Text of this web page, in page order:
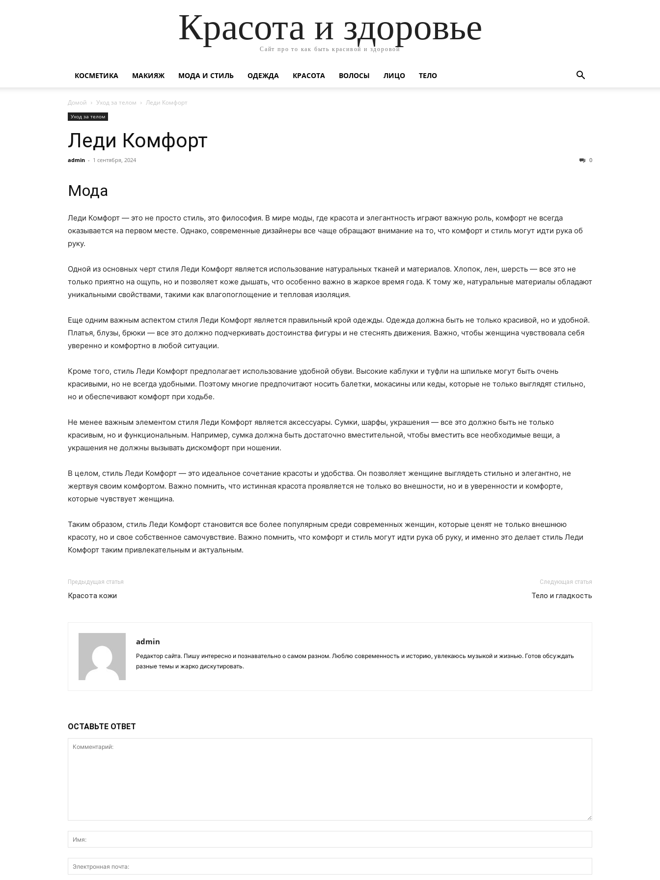
Красота и здоровье
Сайт про то как быть красивой и здоровой
КОСМЕТИКА МАКИЯЖ МОДА И СТИЛЬ ОДЕЖДА КРАСОТА ВОЛОСЫ ЛИЦО ТЕЛО
Домой Уход за телом Леди Комфорт
Уход за телом
Леди Комфорт
admin - 1 сентября, 2024 0
Мода
Леди Комфорт — это не просто стиль, это философия. В мире моды, где красота и элегантность играют важную роль, комфорт не всегда
оказывается на первом месте. Однако, современные дизайнеры все чаще обращают внимание на то, что комфорт и стиль могут идти рука об
руку.
Одной из основных черт стиля Леди Комфорт является использование натуральных тканей и материалов. Хлопок, лен, шерсть — все это не
только приятно на ощупь, но и позволяет коже дышать, что особенно важно в жаркое время года. К тому же, натуральные материалы обладают
уникальными свойствами, такими как влагопоглощение и тепловая изоляция.
Еще одним важным аспектом стиля Леди Комфорт является правильный крой одежды. Одежда должна быть не только красивой, но и удобной.
Платья, блузы, брюки — все это должно подчеркивать достоинства фигуры и не стеснять движения. Важно, чтобы женщина чувствовала себя
уверенно и комфортно в любой ситуации.
Кроме того, стиль Леди Комфорт предполагает использование удобной обуви. Высокие каблуки и туфли на шпильке могут быть очень
красивыми, но не всегда удобными. Поэтому многие предпочитают носить балетки, мокасины или кеды, которые не только выглядят стильно,
но и обеспечивают комфорт при ходьбе.
Не менее важным элементом стиля Леди Комфорт является аксессуары. Сумки, шарфы, украшения — все это должно быть не только
красивым, но и функциональным. Например, сумка должна быть достаточно вместительной, чтобы вместить все необходимые вещи, а
украшения не должны вызывать дискомфорт при ношении.
В целом, стиль Леди Комфорт — это идеальное сочетание красоты и удобства. Он позволяет женщине выглядеть стильно и элегантно, не
жертвуя своим комфортом. Важно помнить, что истинная красота проявляется не только во внешности, но и в уверенности и комфорте,
которые чувствует женщина.
Таким образом, стиль Леди Комфорт становится все более популярным среди современных женщин, которые ценят не только внешнюю
красоту, но и свое собственное самочувствие. Важно помнить, что комфорт и стиль могут идти рука об руку, и именно это делает стиль Леди
Комфорт таким привлекательным и актуальным.
Предыдущая статья
Красота кожи
Следующая статья
Тело и гладкость
admin
Редактор сайта. Пишу интересно и познавательно о самом разном. Люблю современность и историю, увлекаюсь музыкой и жизнью. Готов обсуждать
разные темы и жарко дискутировать.
ОСТАВЬТЕ ОТВЕТ